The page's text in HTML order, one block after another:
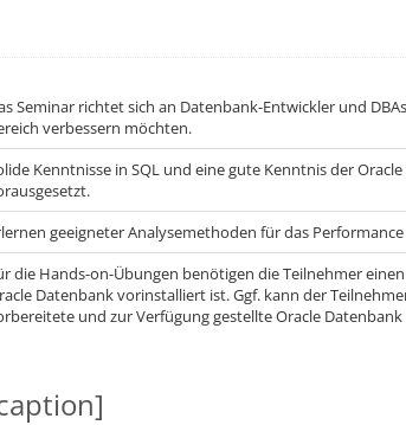
Seminar richtet sich an Datenbank-Entwickler und
verbessern möchten.
Kenntnisse in SQL und eine gute Kenntnis der
geeigneter Analysemethoden für das
die Hands-on-Übungen benötigen die Teilnehmer
Datenbank vorinstalliert ist. Ggf. kann der
und zur Verfügung gestellte Oracle